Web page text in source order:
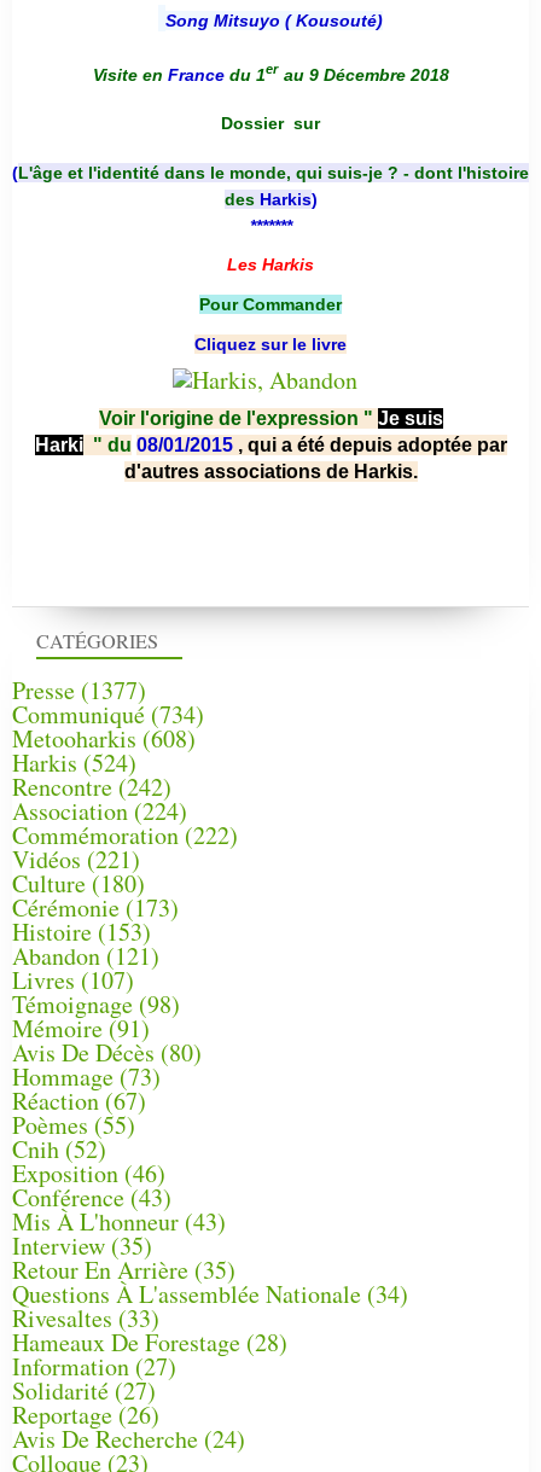
CATÉGORIES
Presse (1377)
Communiqué (734)
Metooharkis (608)
Harkis (524)
Rencontre (242)
Association (224)
Commémoration(222)
Vidéos (221)
Culture(180)
Cérémonie (173)
Histoire (153)
Abandon(121)
Livres (107)
Témoignage (98)
Mémoire (91)
Avis De Décès (80)
Hommage (73)
Réaction(67)
Poèmes (55)
Cnih (52)
Exposition (46)
Conférence(43)
Mis À L'honneur (43)
Interview (35)
Retour En Arrière (35)
Questions À L'assemblée Nationale (34)
Rivesaltes (33)
Hameaux De Forestage (28)
Information (27)
Solidarité (27)
Reportage (26)
Avis De Recherche (24)
Colloque (23)
Song Mitsuyo ( Kousouté)
Visite en France du 1er au 9 Décembre 2018
Dossier sur
(L'âge et l'identité dans le monde, qui suis-je ? - dont l'histoire
des Harkis)
*******
Les Harkis
Pour Commander
Cliquez sur le livre
Voir l'origine de l'expression " Je suis
Harki " du 08/01/2015 , qui a été depuis adoptée par
d'autres associations de Harkis.